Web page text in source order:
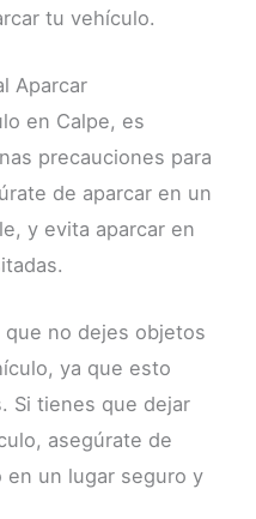
tu vehículo.
Aparcar
en Calpe, es
precauciones para
de aparcar en un
y evita aparcar en
que no dejes objetos
ya que esto
Si tienes que dejar
asegúrate de
en un lugar seguro y